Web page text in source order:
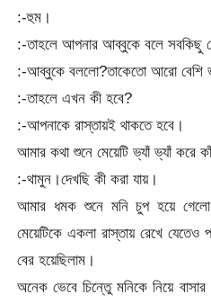
:-হুম।
:-তাহলে আপনার আব্বুকে বলে সবকিছু
:-আব্বুকে বললো?তাকেতো আরো বেশি
:-তাহলে এখন কী হবে?
:-আপনাকে রাস্তায়ই থাকতে হবে।
আমার কথা শুনে মেয়েটি ভ্যাঁ ভ্যাঁ করে
:-থামুন।দেখছি কী করা যায়।
আমার ধমক শুনে মনি চুপ হয়ে
মেয়েটিকে একলা রাস্তায় রেখে
বের হয়েছিলাম।
অনেক ভেবে চিন্তেু মনিকে নিয়ে